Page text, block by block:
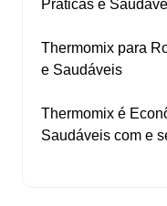
Práticas e
Thermomix para
e Saudáveis
Thermomix é
Saudáveis com e